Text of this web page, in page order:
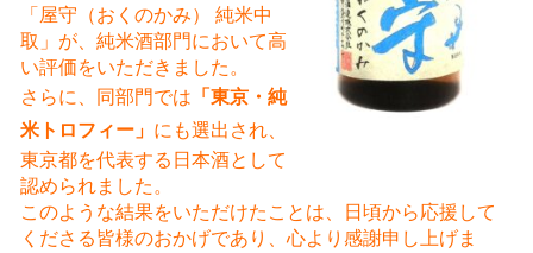
「屋守（おくのかみ） 純米中
取」が、純米酒部門において高
い評価をいただきました。
さらに、同部門では 「東京・純
米トロフィー」 にも選出され、
東京都を代表する日本酒として
認められました。
このような結果をいただけたことは、日頃から応援して
くださる皆様のおかげであり、心より感謝申し上げま